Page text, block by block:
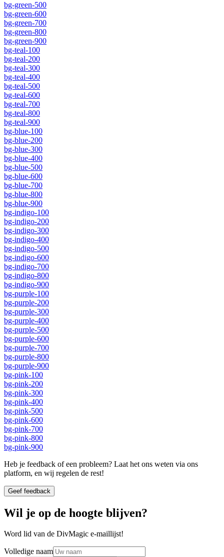
bg-green-500
bg-green-600
bg-green-700
bg-green-800
bg-green-900
bg-teal-100
bg-teal-200
bg-teal-300
bg-teal-400
bg-teal-500
bg-teal-600
bg-teal-700
bg-teal-800
bg-teal-900
bg-blue-100
bg-blue-200
bg-blue-300
bg-blue-400
bg-blue-500
bg-blue-600
bg-blue-700
bg-blue-800
bg-blue-900
bg-indigo-100
bg-indigo-200
bg-indigo-300
bg-indigo-400
bg-indigo-500
bg-indigo-600
bg-indigo-700
bg-indigo-800
bg-indigo-900
bg-purple-100
bg-purple-200
bg-purple-300
bg-purple-400
bg-purple-500
bg-purple-600
bg-purple-700
bg-purple-800
bg-purple-900
bg-pink-100
bg-pink-200
bg-pink-300
bg-pink-400
bg-pink-500
bg-pink-600
bg-pink-700
bg-pink-800
bg-pink-900
Heb je feedback of een probleem? Laat het ons weten via ons
platform, en wij regelen de rest!
Geef feedback
Wil je op de hoogte blijven?
Word lid van de DivMagic e-maillijst!
Volledige naam